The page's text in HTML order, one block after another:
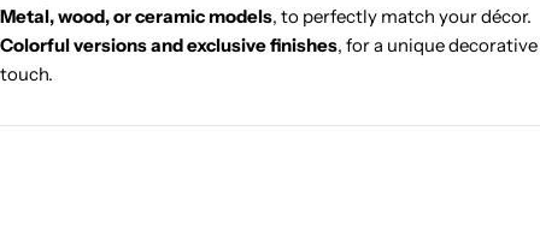
Metal, wood, or ceramic models, to perfectly match your décor.
Colorful versions and exclusive finishes, for a unique decorative
touch.